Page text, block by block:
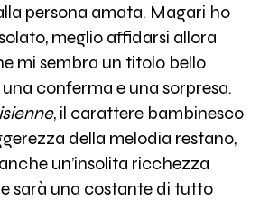
persona amata. Magari ho
meglio affidarsi allora
mi sembra un titolo bello
conferma e una sorpresa.
, il carattere bambinesco
della melodia restano,
un’insolita ricchezza
sarà una costante di tutto